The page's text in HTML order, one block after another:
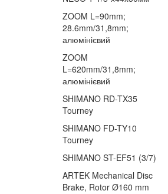
ZOOM L=90mm;
28.6mm/31,8mm;
алюмінієвий
ZOOM
L=620mm/31,8mm;
алюмінієвий
SHIMANO RD-TX35
Tourney
SHIMANO FD-TY10
Tourney
SHIMANO ST-EF51 (3/7)
ARTEK Mechanical Disc
Brake, Rotor Ø160 mm